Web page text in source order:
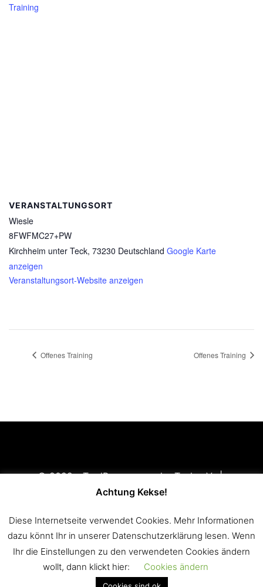
Training
VERANSTALTUNGSORT
Wiesle
8FWFMC27+PW
Kirchheim unter Teck, 73230 Deutschland Google Karte
anzeigen
Veranstaltungsort-Website anzeigen
Offenes Training Offenes Training
© 2022 - TradBogner von der Teck e.V. |
Disclaimer|Datenschutzerklärung
(WLSB)und imWürttembergischen Schützenverband
1850 e.V. (WSV)
Achtung Kekse!
Diese Internetseite verwendet Cookies. Mehr Informationen
dazu könnt Ihr in unserer Datenschutzerklärung lesen. Wenn
Ihr die Einstellungen zu den verwendeten Cookies ändern
wollt, dann klickt hier:
Cookies ändern